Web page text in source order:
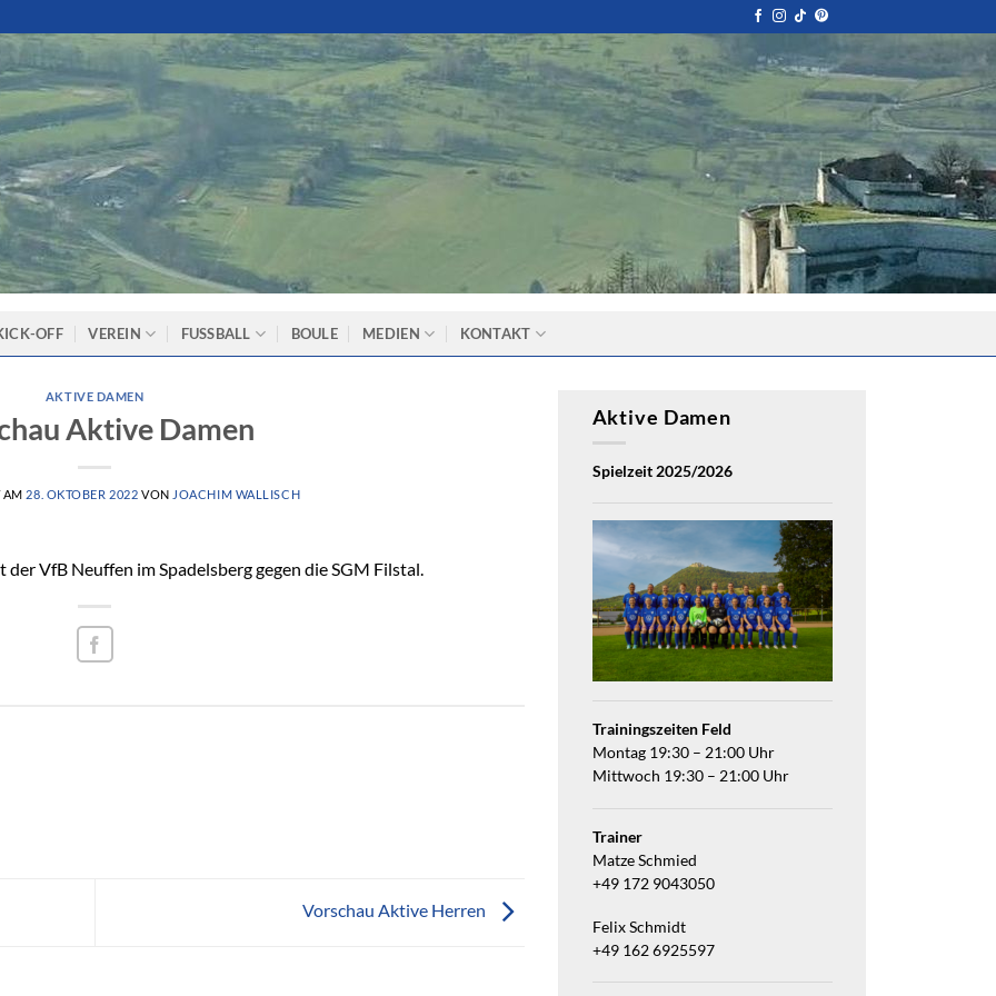
OFF VEREIN FUSSBALL BOULE MEDIEN KONTAKT
AKTIVE DAMEN
Aktive Damen
AM 28. OKTOBER 2022 VON JOACHIM WALLISCH
VfB Neuffen im Spadelsberg gegen die SGM Filstal.
Vorschau Aktive Herren
Aktive Damen
Spielzeit 2025/2026
Trainingszeiten Feld
Montag 19:30 – 21:00 Uhr
Mittwoch 19:30 – 21:00 Uhr
Trainer
Matze Schmied
+49 172 9043050
Felix Schmidt
+49 162 6925597